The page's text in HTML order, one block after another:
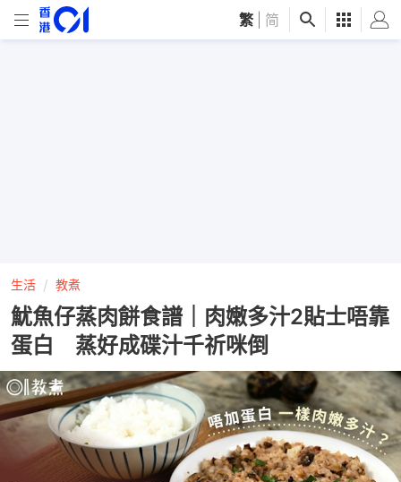
繁 简
生活 教煮
魷魚仔蒸肉餅食譜｜肉嫩多汁2貼士唔靠
蛋白 蒸好成碟汁千祈咪倒